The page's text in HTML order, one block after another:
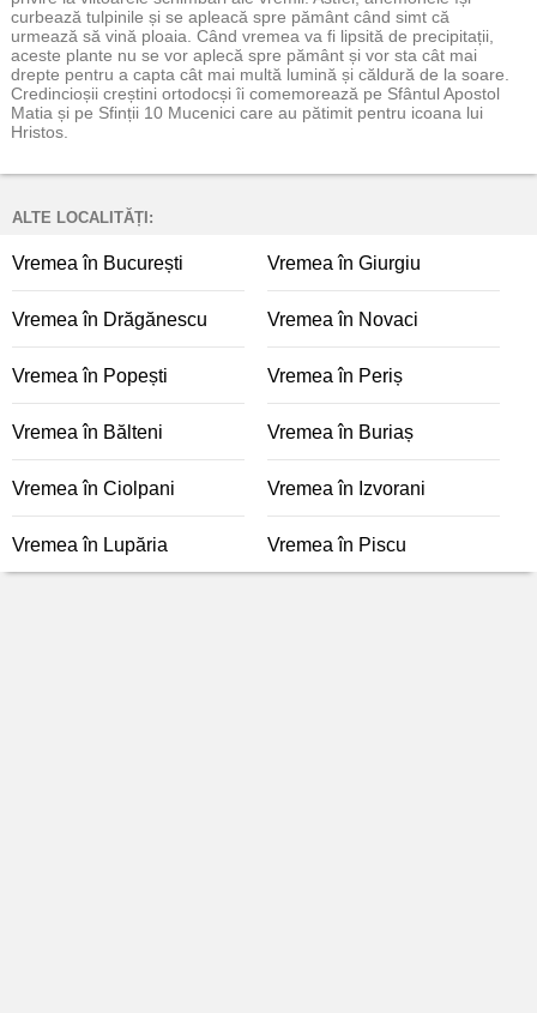
curbează tulpinile și se apleacă spre pământ când simt că
urmează să vină ploaia. Când vremea va fi lipsită de precipitații,
aceste plante nu se vor aplecă spre pământ și vor sta cât mai
drepte pentru a capta cât mai multă lumină și căldură de la soare.
Credincioșii creștini ortodocși îi comemorează pe Sfântul Apostol
Matia și pe Sfinții 10 Mucenici care au pătimit pentru icoana lui
Hristos.
ALTE LOCALITĂȚI:
Vremea în București Vremea în Giurgiu
Vremea în Drăgănescu Vremea în Novaci
Vremea în Popești Vremea în Periș
Vremea în Bălteni Vremea în Buriaș
Vremea în Ciolpani Vremea în Izvorani
Vremea în Lupăria Vremea în Piscu